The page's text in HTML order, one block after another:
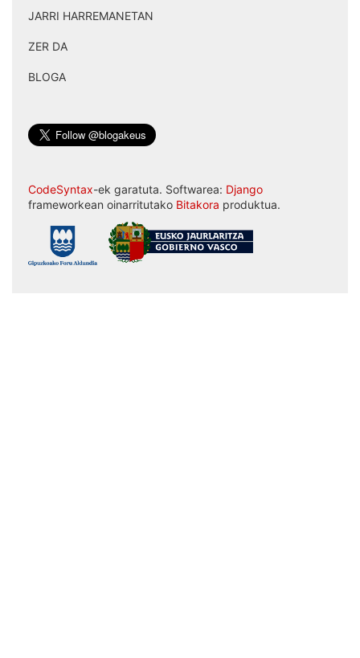
JARRI HARREMANETAN
ZER DA
BLOGA
CodeSyntax-ek garatuta. Softwarea: Django
frameworkean oinarritutako Bitakora produktua.